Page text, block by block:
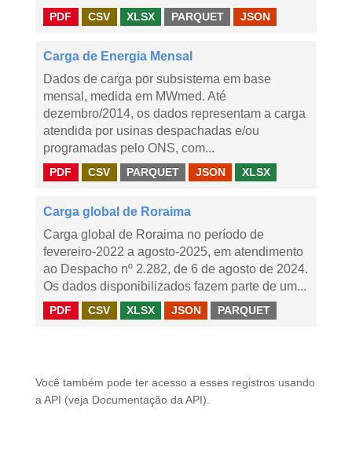
PDF CSV XLSX PARQUET JSON
Carga de Energia Mensal
Dados de carga por subsistema em base
mensal, medida em MWmed. Até
dezembro/2014, os dados representam a carga
atendida por usinas despachadas e/ou
programadas pelo ONS, com...
PDF CSV PARQUET JSON XLSX
Carga global de Roraima
Carga global de Roraima no período de
fevereiro-2022 a agosto-2025, em atendimento
ao Despacho nº 2.282, de 6 de agosto de 2024.
Os dados disponibilizados fazem parte de um...
PDF CSV XLSX JSON PARQUET
Você também pode ter acesso a esses registros usando
a API (veja Documentação da API ).